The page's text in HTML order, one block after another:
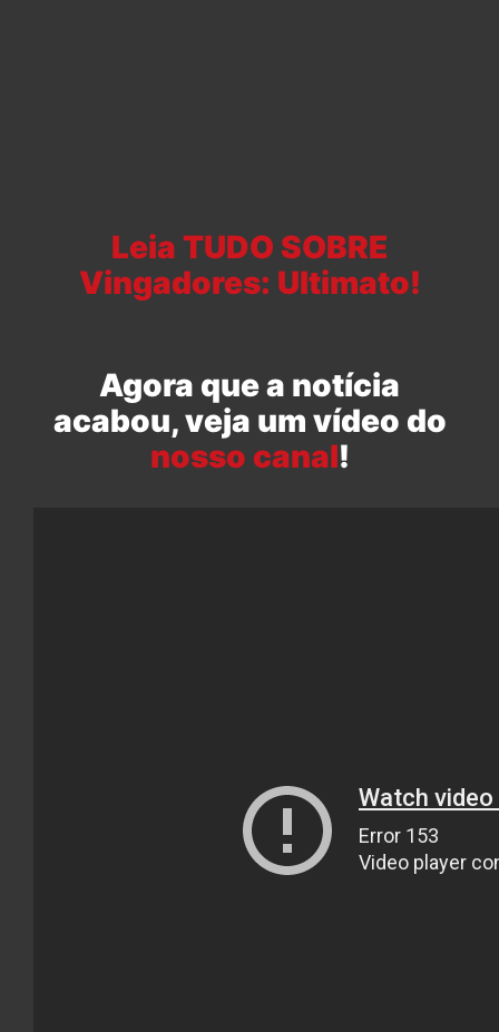
Leia TUDO SOBRE
Vingadores: Ultimato!
Agora que a notícia
acabou, veja um vídeo do
nosso canal!